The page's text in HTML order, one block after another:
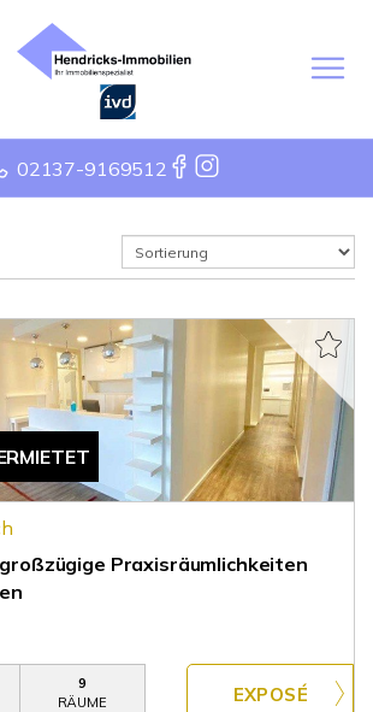
02137-9169512
Praxisräumlichkeiten
9
RÄUME